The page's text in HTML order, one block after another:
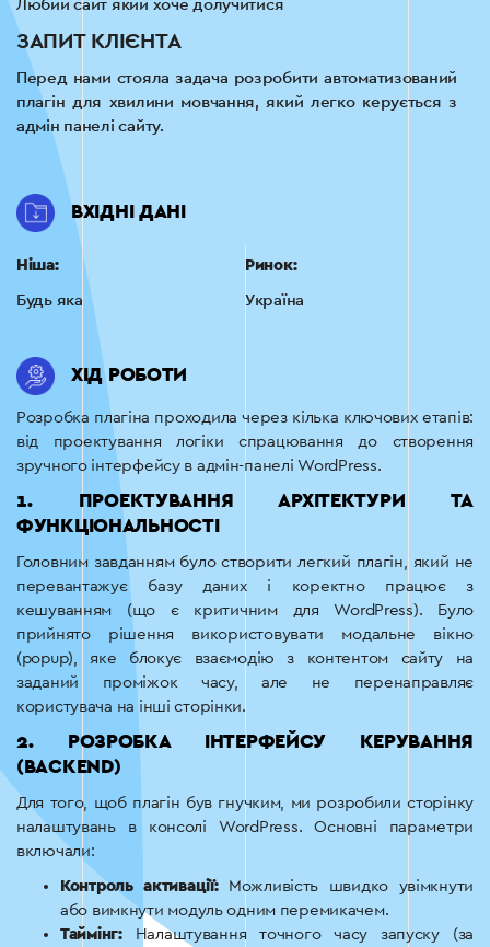
Любий сайт який хоче долучитися
ЗАПИТ КЛІЄНТА
Перед нами стояла задача розробити автоматизований
плагін для хвилини мовчання, який легко керується з
адмін панелі сайту.
ВХІДНІ ДАНІ
Ніша:
Будь яка
Ринок:
Україна
ХІД РОБОТИ
Розробка плагіна проходила через кілька ключових етапів:
від проектування логіки спрацювання до створення
зручного інтерфейсу в адмін-панелі WordPress.
1. ПРОЕКТУВАННЯ АРХІТЕКТУРИ ТА
ФУНКЦІОНАЛЬНОСТІ
Головним завданням було створити легкий плагін, який не
перевантажує базу даних і коректно працює з
кешуванням (що є критичним для WordPress). Було
прийнято рішення використовувати модальне вікно
(popup), яке блокує взаємодію з контентом сайту на
заданий проміжок часу, але не перенаправляє
користувача на інші сторінки.
2. РОЗРОБКА ІНТЕРФЕЙСУ КЕРУВАННЯ
(BACKEND)
Для того, щоб плагін був гнучким, ми розробили сторінку
налаштувань в консолі WordPress. Основні параметри
включали:
Контроль активації:Можливість швидко увімкнути
або вимкнути модуль одним перемикачем.
Таймінг:Налаштування точного часу запуску (за